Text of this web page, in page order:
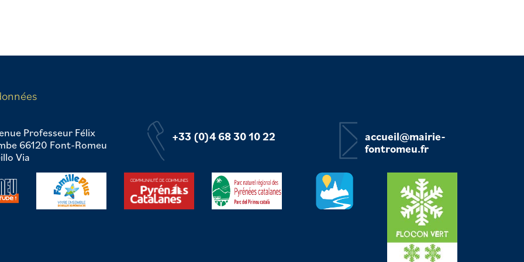
Professeur Félix
66120 Font-Romeu
Via
+33 (0)4 68 30 10 22
accueil@mairie-
fontromeu.fr